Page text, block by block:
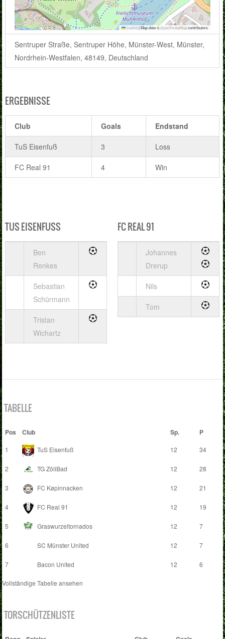
Leaflet|Map data ©OpenStreetMapcontributors
Sentruper Straße, Sentruper Höhe, Münster-West, Münster,
Nordrhein-Westfalen, 48149, Deutschland
ERGEBNISSE
Club Goals Endstand
TuS Eisenfuß 3 Loss
FC Real 91 4 Win
TUS EISENFUSS
Ben
Renkes
Sebastian
Schürmann
Tristan
Wichartz
FC REAL 91
Johannes
Drerup
Nils
Tom
TABELLE
Pos Club Sp. P
1 TuS Eisenfuß 12 34
2 TG ZöliBad 12 28
3 FC Køpinnacken 12 21
4 FC Real 91 12 19
5 Graswurzeltornados 12 7
6 SC Münster United 12 7
7 Bacon United 12 6
Vollständige Tabelle ansehen
TORSCHÜTZENLISTE